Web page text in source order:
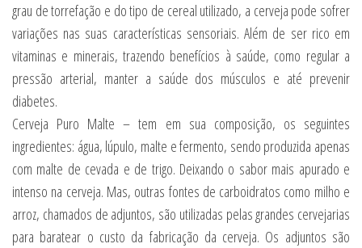
grau de torrefação e do tipo de cereal utilizado, a cerveja pode sofrer
variações nas suas características sensoriais. Além de ser rico em
vitaminas e minerais, trazendo benefícios à saúde, como regular a
pressão arterial, manter a saúde dos músculos e até prevenir
diabetes.
Cerveja Puro Malte – tem em sua composição, os seguintes
ingredientes: água, lúpulo, malte e fermento, sendo produzida apenas
com malte de cevada e de trigo. Deixando o sabor mais apurado e
intenso na cerveja. Mas, outras fontes de carboidratos como milho e
arroz, chamados de adjuntos, são utilizadas pelas grandes cervejarias
para baratear o custo da fabricação da cerveja. Os adjuntos são